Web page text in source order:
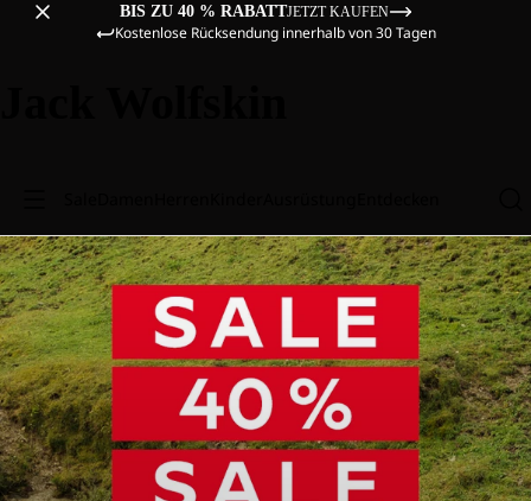
BIS ZU 40 % RABATTJETZT KAUFEN
Kostenlose Rücksendung innerhalb von 30 Tagen